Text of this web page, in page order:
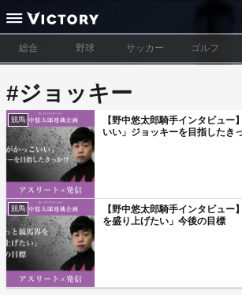
総合 野球 サッカー ゴルフ
#ジョッキー
競馬
【野中悠太郎騎手インタビュー
いい」ジョッキーを目指したき
競馬
【野中悠太郎騎手インタビュー
を盛り上げたい」今後の目標